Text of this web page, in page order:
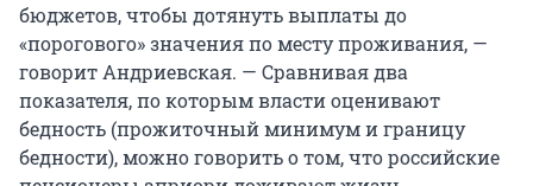
бюджетов, чтобы дотянуть выплаты до
«порогового» значения по месту проживания, —
говорит Андриевская. — Сравнивая два
показателя, по которым власти оценивают
бедность (прожиточный минимум и границу
бедности), можно говорить о том, что российские